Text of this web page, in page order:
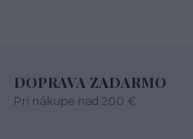
DOPRAVA ZADARMO
Pri nákupe nad 200 €